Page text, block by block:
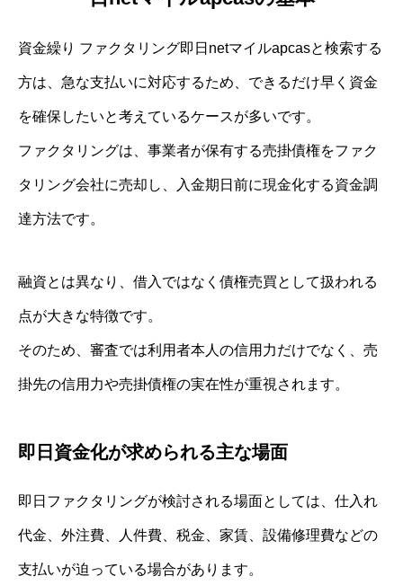
資金繰り ファクタリング即日netマイルapcasと検索する
方は、急な支払いに対応するため、できるだけ早く資金
を確保したいと考えているケースが多いです。
ファクタリングは、事業者が保有する売掛債権をファク
タリング会社に売却し、入金期日前に現金化する資金調
達方法です。
融資とは異なり、借入ではなく債権売買として扱われる
点が大きな特徴です。
そのため、審査では利用者本人の信用力だけでなく、売
掛先の信用力や売掛債権の実在性が重視されます。
即日資金化が求められる主な場面
即日ファクタリングが検討される場面としては、仕入れ
代金、外注費、人件費、税金、家賃、設備修理費などの
支払いが迫っている場合があります。